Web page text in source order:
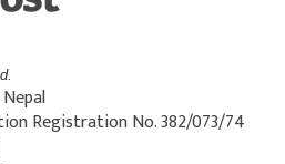
Registration No. 382/073/74